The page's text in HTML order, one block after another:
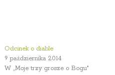
Odcinek o diable
9 października 2014
W „Moje trzy grosze o Bogu"